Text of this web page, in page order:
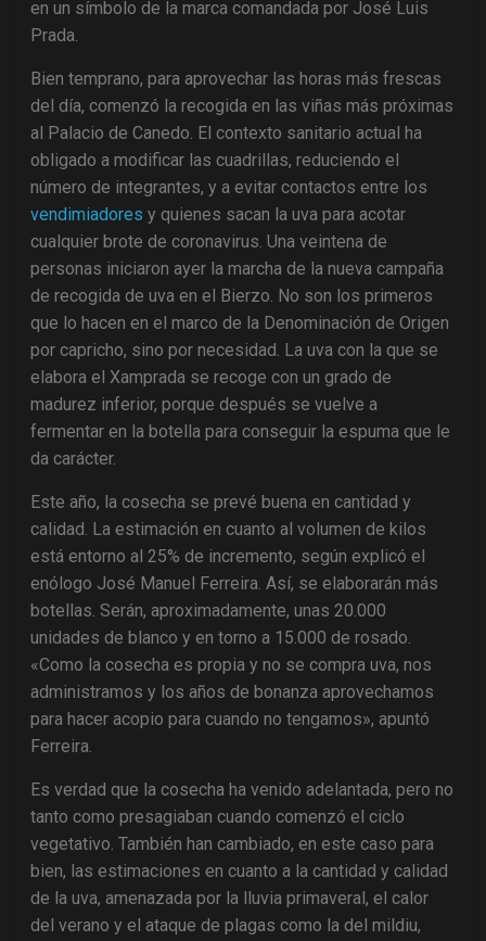
en un símbolo de la marca comandada por José Luis
Prada.
Bien temprano, para aprovechar las horas más frescas
del día, comenzó la recogida en las viñas más próximas
al Palacio de Canedo. El contexto sanitario actual ha
obligado a modificar las cuadrillas, reduciendo el
número de integrantes, y a evitar contactos entre los
vendimiadores y quienes sacan la uva para acotar
cualquier brote de coronavirus. Una veintena de
personas iniciaron ayer la marcha de la nueva campaña
de recogida de uva en el Bierzo. No son los primeros
que lo hacen en el marco de la Denominación de Origen
por capricho, sino por necesidad. La uva con la que se
elabora el Xamprada se recoge con un grado de
madurez inferior, porque después se vuelve a
fermentar en la botella para conseguir la espuma que le
da carácter.
Este año, la cosecha se prevé buena en cantidad y
calidad. La estimación en cuanto al volumen de kilos
está entorno al 25% de incremento, según explicó el
enólogo José Manuel Ferreira. Así, se elaborarán más
botellas. Serán, aproximadamente, unas 20.000
unidades de blanco y en torno a 15.000 de rosado.
«Como la cosecha es propia y no se compra uva, nos
administramos y los años de bonanza aprovechamos
para hacer acopio para cuando no tengamos», apuntó
Ferreira.
Es verdad que la cosecha ha venido adelantada, pero no
tanto como presagiaban cuando comenzó el ciclo
vegetativo. También han cambiado, en este caso para
bien, las estimaciones en cuanto a la cantidad y calidad
de la uva, amenazada por la lluvia primaveral, el calor
del verano y el ataque de plagas como la del mildiu,